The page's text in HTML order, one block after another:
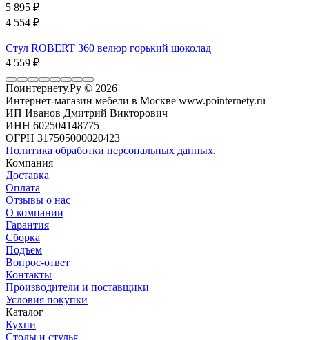
5 895 ₽
4 554 ₽
Стул ROBERT 360 велюр горький шоколад
4 559 ₽
Поинтернету.Ру © 2026
Интернет-магазин мебели в Москве www.pointernety.ru
ИП Иванов Дмитрий Викторович
ИНН 602504148775
ОГРН 317505000020423
Политика обработки персональных данных.
Компания
Доставка
Оплата
Отзывы о нас
О компании
Гарантия
Сборка
Подъем
Вопрос-ответ
Контакты
Производители и поставщики
Условия покупки
Каталог
Кухни
Столы и стулья